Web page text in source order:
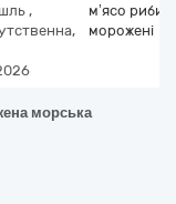
,
м’ясо риби
морожені
морська